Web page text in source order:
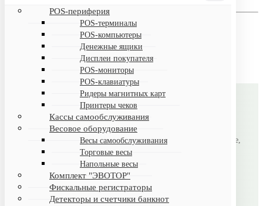
POS-периферия
POS-терминалы
POS-компьютеры
Денежные ящики
Дисплеи покупателя
POS-мониторы
POS-клавиатуры
Ридеры магнитных карт
Принтеры чеков
Кассы самообслуживания
Весовое оборудование
Весы самообслуживания
Торговые весы
Напольные весы
Комплект "ЭВОТОР"
Фискальные регистраторы
Детекторы и счетчики банкнот
Забыли свой пароль?
Если вы впервые на сайте, заполните, пожалуйста,
регистрационную форму.
Зарегистрироваться
B2CMSK
Автоматизация магазинов под ключ: торговое оборудование,
лицензионное ПО, настройка и поддержка.